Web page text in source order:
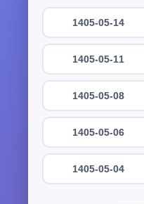
1405-05-14
1405-05-11
1405-05-08
1405-05-06
1405-05-04